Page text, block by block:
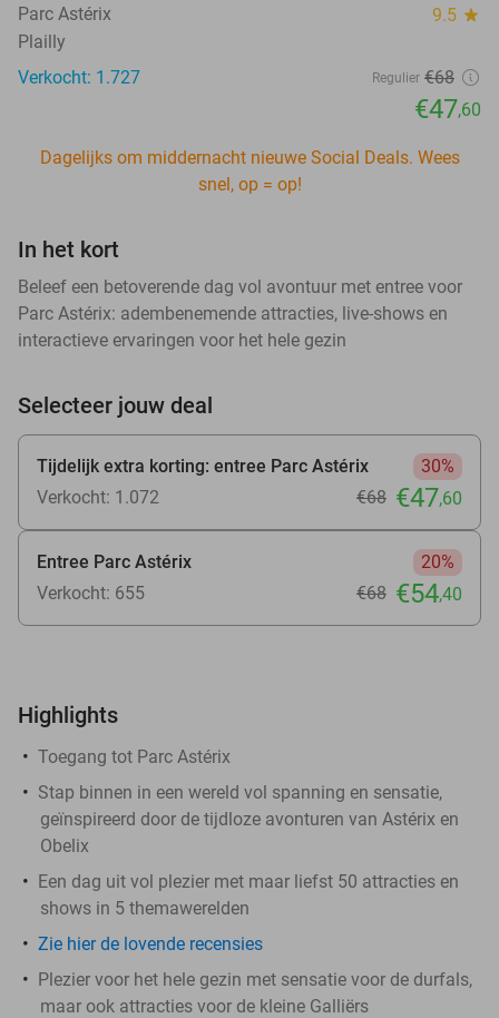
Parc Astérix 9.5 star
Plailly
Verkocht: 1.727
Regulier €68
€47,60
Dagelijks om middernacht nieuwe Social Deals. Wees
snel, op = op!
In het kort
Beleef een betoverende dag vol avontuur met entree voor
Parc Astérix: adembenemende attracties, live-shows en
interactieve ervaringen voor het hele gezin
Selecteer jouw deal
Tijdelijk extra korting: entree Parc Astérix
30%
Verkocht: 1.072
€68 €47,60
Entree Parc Astérix
20%
Verkocht: 655
€68 €54,40
Highlights
Toegang tot Parc Astérix
Stap binnen in een wereld vol spanning en sensatie,
geïnspireerd door de tijdloze avonturen van Astérix en
Obelix
Een dag uit vol plezier met maar liefst 50 attracties en
shows in 5 themawerelden
Zie hier de lovende recensies
Plezier voor het hele gezin met sensatie voor de durfals,
maar ook attracties voor de kleine Galliërs